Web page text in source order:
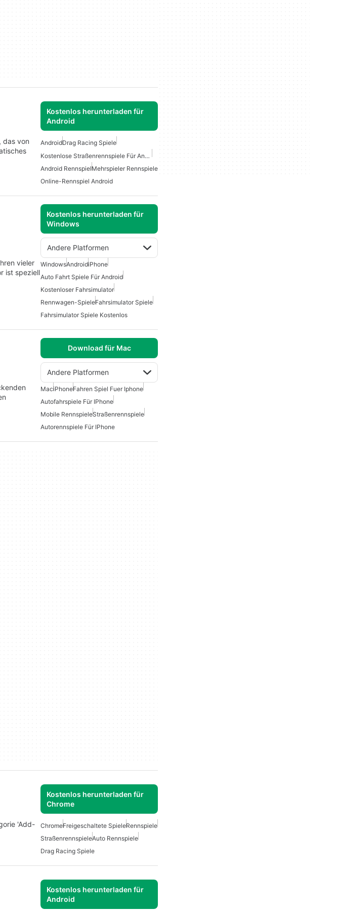
Kostenlos herunterladen für
Android
das von
AndroidDrag Racing Spiele
Kostenlose Straßenrennspiele Für Android
Android RennspielMehrspieler Rennspiele
Online-Rennspiel Android
Kostenlos herunterladen für
Windows
Andere Platformen
vieler
ist speziell
WindowsAndroidiPhone
Auto Fahrt Spiele Für Android
Kostenloser Fahrsimulator
Rennwagen-SpieleFahrsimulator Spiele
Fahrsimulator Spiele Kostenlos
Download für Mac
Andere Platformen
MaciPhoneFahren Spiel Fuer Iphone
Autofahrspiele Für IPhone
Mobile RennspieleStraßenrennspiele
Autorennspiele Für IPhone
Kostenlos herunterladen für
Chrome
'Add-
ChromeFreigeschaltete SpieleRennspiele
StraßenrennspieleAuto Rennspiele
Drag Racing Spiele
Kostenlos herunterladen für
Android